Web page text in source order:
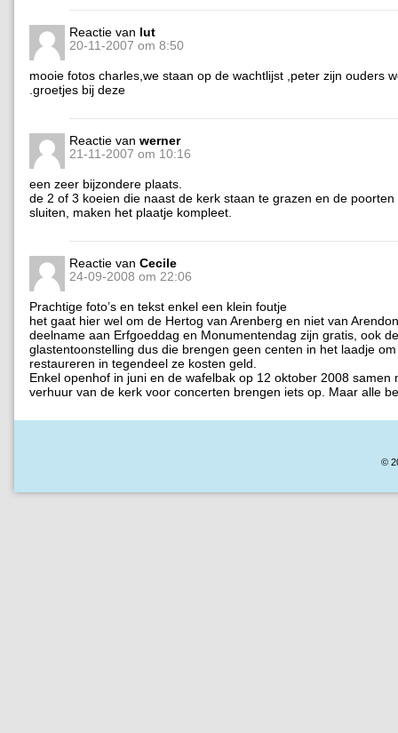
Reactie van lut
20-11-2007 om 8:50
mooie fotos charles,we staan op de wachtlijst ,peter zijn ouders
.groetjes bij deze
Reactie van werner
21-11-2007 om 10:16
een zeer bijzondere plaats.
de 2 of 3 koeien die naast de kerk staan te grazen en de poorten
sluiten, maken het plaatje kompleet.
Reactie van Cecile
24-09-2008 om 22:06
Prachtige foto’s en tekst enkel een klein foutje
het gaat hier wel om de Hertog van Arenberg en niet van
deelname aan Erfgoeddag en Monumentendag zijn gratis, ook de
glastentoonstelling dus die brengen geen centen in het laadje
restaureren in tegendeel ze kosten geld.
Enkel openhof in juni en de wafelbak op 12 oktober 2008 samen
verhuur van de kerk voor concerten brengen iets op. Maar alle
©